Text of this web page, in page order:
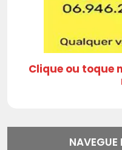
Clique ou toque
NAVEGUE